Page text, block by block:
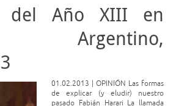
del Año XIII en
Argentino,
01.02.2013 | OPINIÓN Las formas
de explicar (y eludir) nuestro
pasado Fabián Harari La llamada